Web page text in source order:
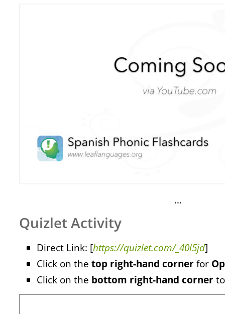
…
Quizlet Activity
Direct Link: [https://quizlet.com/_40l5jd]
Click on the top right-hand cornerfor
Click on the bottom right-hand corner